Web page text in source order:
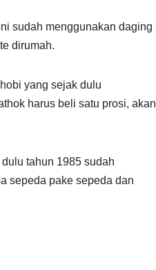
sudah menggunakan daging
dirumah.
yang sejak dulu
harus beli satu prosi, akan
tahun 1985 sudah
sepeda pake sepeda dan